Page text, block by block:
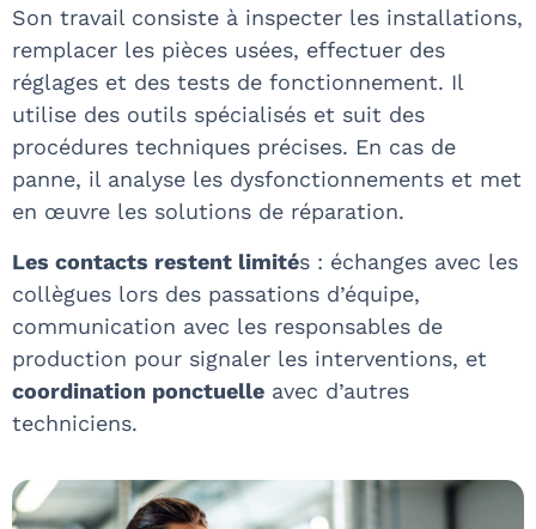
Son travail consiste à inspecter les installations,
remplacer les pièces usées, effectuer des
réglages et des tests de fonctionnement. Il
utilise des outils spécialisés et suit des
procédures techniques précises. En cas de
panne, il analyse les dysfonctionnements et met
en œuvre les solutions de réparation.
Les contacts restent limités : échanges avec les
collègues lors des passations d’équipe,
communication avec les responsables de
production pour signaler les interventions, et
coordination ponctuelle avec d’autres
techniciens.